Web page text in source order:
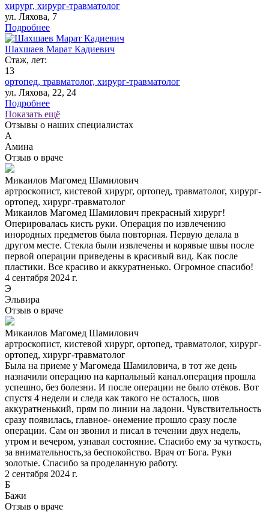
хирург, хирург-травматолог
ул. Ляхова, 7
Подробнее
Шахшаев Марат Кадиевич
Стаж, лет:
13
ортопед, травматолог, хирург-травматолог
ул. Ляхова, 22, 24
Подробнее
Показать ещё
Отзывы о наших специалистах
А
Амина
Отзыв о враче
Микаилов Магомед Шамилович
артроскопист, кистевой хирург, ортопед, травматолог, хирург-
ортопед, хирург-травматолог
Микаилов Магомед Шамилович прекрасный хирург!
Оперировалась кисть руки. Операция по извлечению
инородных предметов была повторная. Первую делала в
другом месте. Стекла были извлечены и корявые швы после
первой операции приведены в красивый вид. Как после
пластики. Все красиво и аккуратненько. Огромное спасибо!
4 сентября 2024 г.
Э
Эльвира
Отзыв о враче
Микаилов Магомед Шамилович
артроскопист, кистевой хирург, ортопед, травматолог, хирург-
ортопед, хирург-травматолог
Была на приеме у Магомеда Шамиловича, в тот же день
назначили операцию на карпальный канал.операция прошла
успешно, без болезни. И после операции не было отёков. Вот
спустя 4 недели и следа как такого не осталось, шов
аккуратненький, прям по линии на ладони. Чувствительность
сразу появилась, главное- онемение прошло сразу после
операции. Сам он звонил и писал в течении двух недель,
утром и вечером, узнавал состояние. Спасибо ему за чуткость,
за внимательность,за беспокойство. Врач от Бога. Руки
золотые. Спасибо за проделанную работу.
2 сентября 2024 г.
Б
Бажи
Отзыв о враче